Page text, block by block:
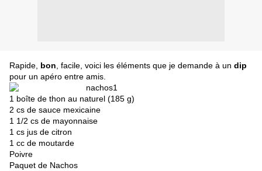
Rapide, bon , facile, voici les éléments que je demande à un dip
pour un apéro entre amis.
1 boîte de thon au naturel (185 g)
2 cs de sauce mexicaine
1 1/2 cs de mayonnaise
1 cs jus de citron
1 cc de moutarde
Poivre
Paquet de Nachos